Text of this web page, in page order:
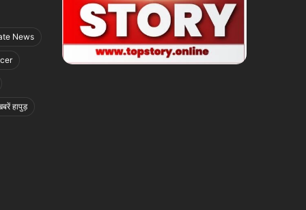
News
हापुड़